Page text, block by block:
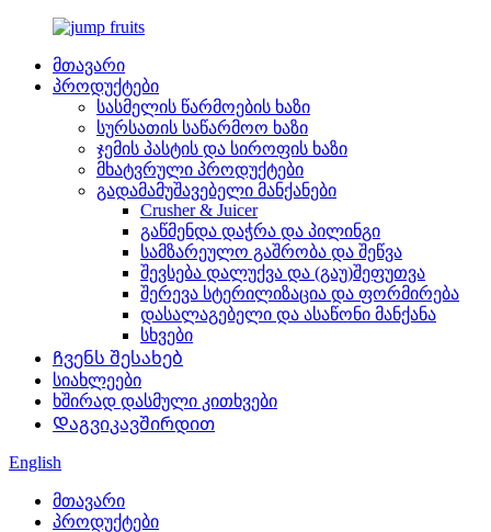
მთავარი
პროდუქტები
სასმელის წარმოების ხაზი
სურსათის საწარმოო ხაზი
ჯემის პასტის და სიროფის ხაზი
მხატვრული პროდუქტები
გადამამუშავებელი მანქანები
Crusher & Juicer
გაწმენდა დაჭრა და პილინგი
სამზარეულო გაშრობა და შეწვა
შევსება დალუქვა და (გაუ)შეფუთვა
შერევა სტერილიზაცია და ფორმირება
დასალაგებელი და ასაწონი მანქანა
სხვები
Ჩვენს შესახებ
სიახლეები
ხშირად დასმული კითხვები
Დაგვიკავშირდით
English
მთავარი
პროდუქტები